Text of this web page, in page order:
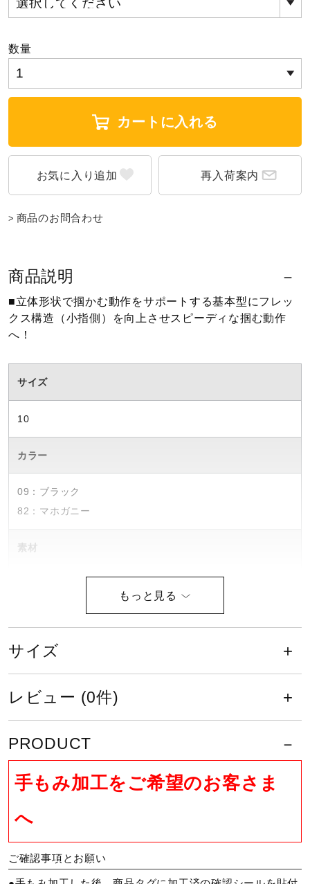
寝具／ミズノスリープ
アウトドア／レイン
健康／エクササイズ
サポート
直営店一覧
数量
カートに入れる
再入荷案内
商品のお問合わせ
商品説明
■立体形状で掴かむ動作をサポートする基本型にフレッ
クス構造（小指側）を向上させスピーディな掴む動作
へ！
サイズ
10
カラー
09：ブラック
82：マホガニー
素材
ベトナム製
ポジション
サイズ
レビュー (0件)
PRODUCT
手もみ加工をご希望のお客さま
へ
ご確認事項とお願い